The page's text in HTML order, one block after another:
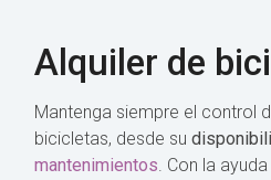
Alquiler de
Mantenga siempre el control
bicicletas, desde su
mantenimientos. Con la